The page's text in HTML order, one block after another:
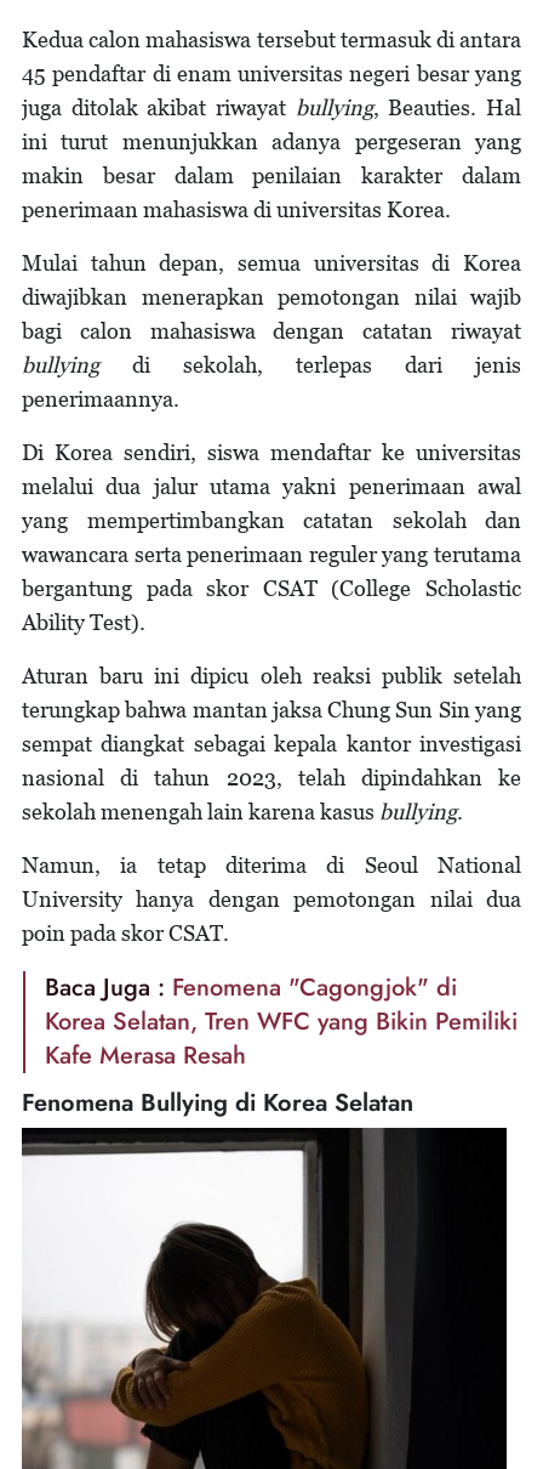
Kedua calon mahasiswa tersebut termasuk di antara
45 pendaftar di enam universitas negeri besar yang
juga ditolak akibat riwayat bullying, Beauties. Hal
ini turut menunjukkan adanya pergeseran yang
makin besar dalam penilaian karakter dalam
penerimaan mahasiswa di universitas Korea.
Mulai tahun depan, semua universitas di Korea
diwajibkan menerapkan pemotongan nilai wajib
bagi calon mahasiswa dengan catatan riwayat
bullyingdi sekolah, terlepas dari jenis
penerimaannya.
Di Korea sendiri, siswa mendaftar ke universitas
melalui dua jalur utama yakni penerimaan awal
yang mempertimbangkan catatan sekolah dan
wawancara serta penerimaan reguler yang terutama
bergantung pada skor CSAT (College Scholastic
Ability Test).
Aturan baru ini dipicu oleh reaksi publik setelah
terungkap bahwa mantan jaksa Chung Sun Sin yang
sempat diangkat sebagai kepala kantor investigasi
nasional di tahun 2023, telah dipindahkan ke
sekolah menengah lain karena kasus bullying.
Namun, ia tetap diterima di Seoul National
University hanya dengan pemotongan nilai dua
poin pada skor CSAT.
Baca Juga : Fenomena "Cagongjok" di
Korea Selatan, Tren WFC yang Bikin Pemiliki
Kafe Merasa Resah
Fenomena Bullying di Korea Selatan